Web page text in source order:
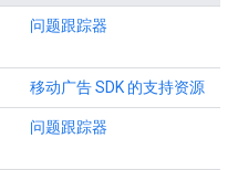
问题跟踪器
移动广告 SDK 的支持资源
问题跟踪器